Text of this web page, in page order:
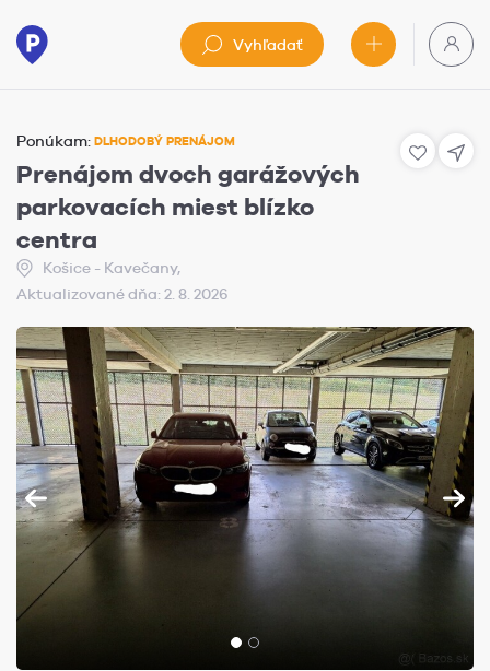
Vyhľadať
Ponúkam: DLHODOBÝ PRENÁJOM
Prenájom dvoch garážových
parkovacích miest blízko
centra
Košice - Kavečany,
Aktualizované dňa: 2. 8. 2026